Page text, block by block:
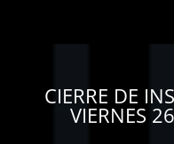
CIERRE DE
VIERNES